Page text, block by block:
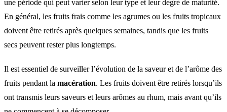
une période qui peut varier selon leur type et leur degré de maturité.
En général, les fruits frais comme les agrumes ou les fruits tropicaux
doivent être retirés après quelques semaines, tandis que les fruits
secs peuvent rester plus longtemps.
Il est essentiel de surveiller l’évolution de la saveur et de l’arôme des
fruits pendant la macération. Les fruits doivent être retirés lorsqu’ils
ont transmis leurs saveurs et leurs arômes au rhum, mais avant qu’ils